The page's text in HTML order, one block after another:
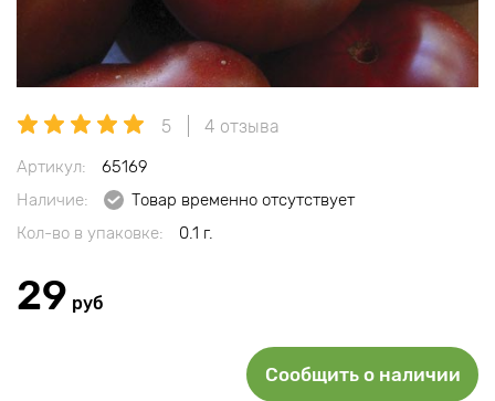
5 4 отзыва
Артикул:
65169
Наличие:
Товар временно отсутствует
Кол-во в упаковке:
0.1 г.
29 руб
Сообщить о наличии